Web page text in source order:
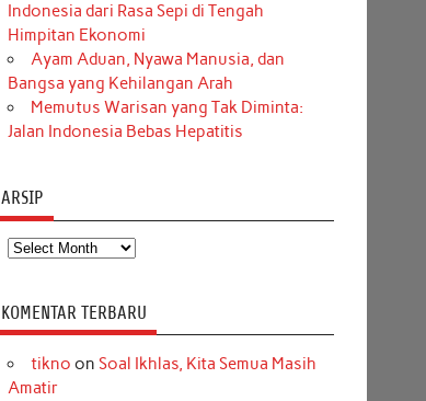
Indonesia dari Rasa Sepi di Tengah
Himpitan Ekonomi
Ayam Aduan, Nyawa Manusia, dan
Bangsa yang Kehilangan Arah
Memutus Warisan yang Tak Diminta:
Jalan Indonesia Bebas Hepatitis
ARSIP
Arsip
KOMENTAR TERBARU
tikno on Soal Ikhlas, Kita Semua Masih
Amatir